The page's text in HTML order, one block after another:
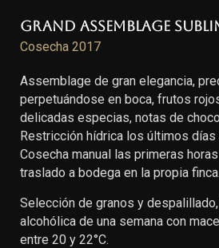
Grand Assemblage
Cosecha 2017
Assemblage de gran elegancia,
perpetuándose en boca, frutos
delicadas especias, notas de
Restricción hídrica los últimos
Cosecha manual las primeras
traslado a bodega en la propia finca.
Selección de granos y
alcohólica de una semana con
entre 20 y 22°C.